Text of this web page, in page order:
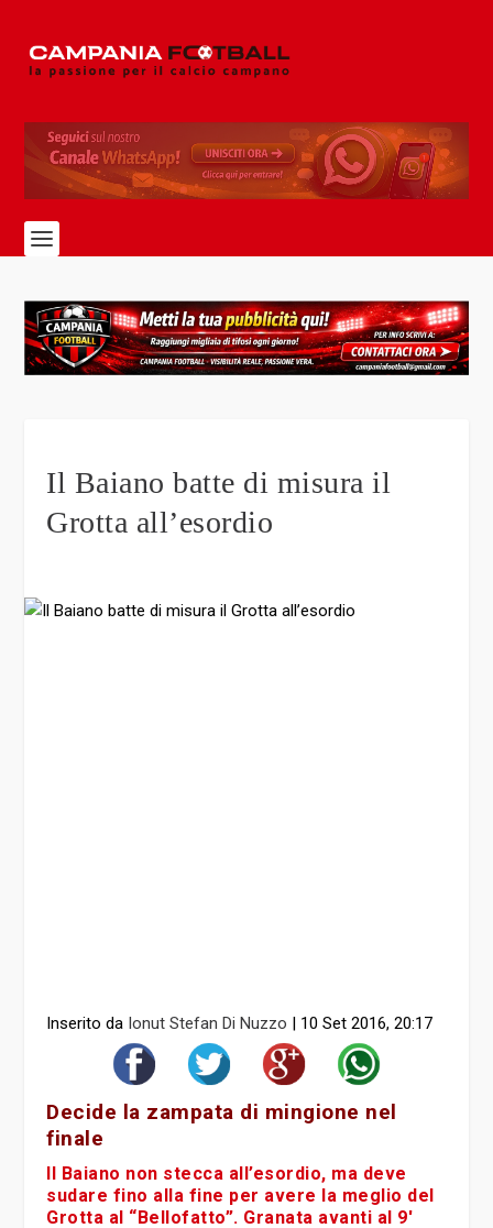
Il Baiano batte di misura il
Grotta all’esordio
Inserito da Ionut Stefan Di Nuzzo 10 Set 2016, 20:17
Decide la zampata di mingione nel
finale
Il Baiano non stecca all’esordio, ma deve
sudare fino alla fine per avere la meglio del
Grotta al “Bellofatto”. Granata avanti al 9′